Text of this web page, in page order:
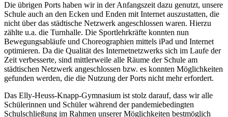
Die übrigen Ports haben wir in der Anfangszeit dazu genutzt, unsere
Schule auch an den Ecken und Enden mit Internet auszustatten, die
nicht über das städtische Netzwerk angeschlossen waren. Hierzu
zählte u.a. die Turnhalle. Die Sportlehrkräfte konnten nun
Bewegungsabläufe und Choreographien mittels iPad und Internet
optimieren. Da die Qualität des Internetnetzwerks sich im Laufe der
Zeit verbesserte, sind mittlerweile alle Räume der Schule am
städtischen Netzwerk angeschlossen bzw. es konnten Möglichkeiten
gefunden werden, die die Nutzung der Ports nicht mehr erfordert.
Das Elly-Heuss-Knapp-Gymnasium ist stolz darauf, dass wir alle
Schülerinnen und Schüler während der pandemiebedingten
Schulschließung im Rahmen unserer Möglichkeiten bestmöglich